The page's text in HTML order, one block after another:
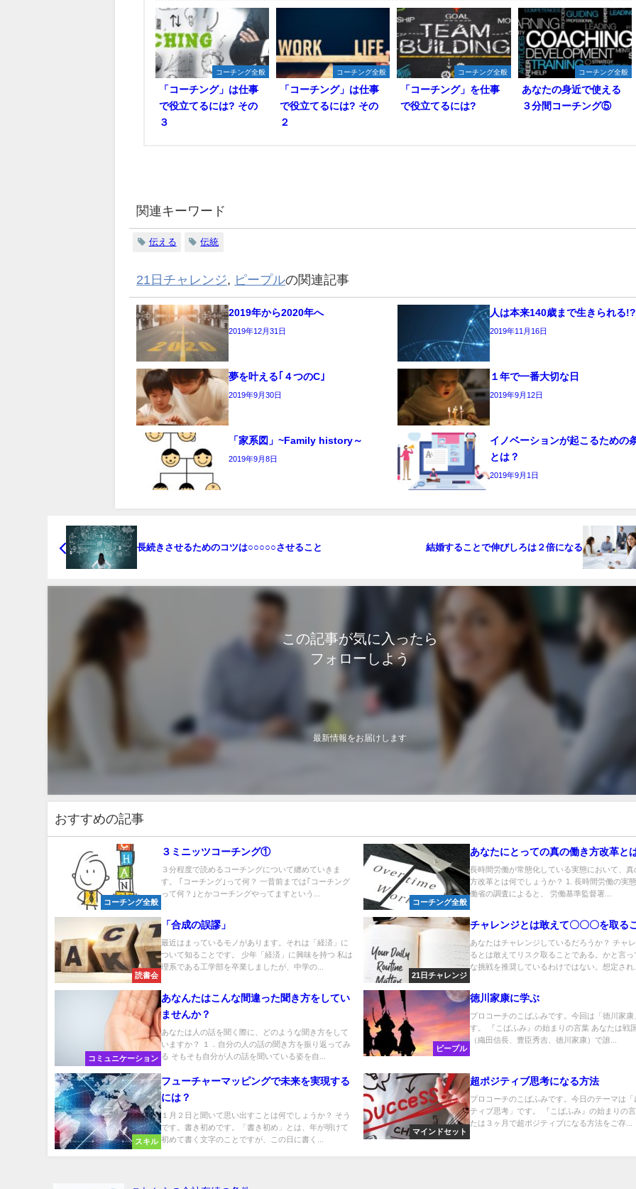
コーチング全般
「コーチング」は仕事
で役立てるには? その
３
コーチング全般
「コーチング」は仕事
で役立てるには? その
２
コーチング全般
「コーチング」を仕事
で役立てるには?
コーチング全般
あなたの身近で使える
３分間コーチング⑤
関連キーワード
伝える 伝統
21日チャレンジ, ピープルの関連記事
2019年から2020年へ
2019年12月31日
人は本来140歳まで生きられる!?
2019年11月16日
夢を叶える｢４つのC｣
2019年9月30日
１年で一番大切な日
2019年9月12日
「家系図」~Family history～
2019年9月8日
イノベーションが起こるための
とは？
2019年9月1日
長続きさせるためのコツは○○○○○させること 結婚することで伸びしろは２倍になる
この記事が気に入ったら
フォローしよう
最新情報をお届けします
おすすめの記事
コーチング全般
３ミニッツコーチング①
３分程度で読めるコーチングについて纏めていきま
す。 ｢コーチング｣って何？ 一昔前までは｢コーチング
って何？｣とかコーチングやってますという...
コーチング全般
あなたにとっての真の働き方改革と
長時間労働が常態化している実態において、真
方改革とは何でしょうか？ 1. 長時間労働の実
働省の調査によると、 労働基準監督署...
読書会
「合成の誤謬」
最近はまっているモノがあります。それは「経済」に
ついて知ることです。 少年「経済」に興味を持つ 私は
理系である工学部を卒業しましたが、中学の...
21日チャレンジ
チャレンジとは敢えて〇〇〇を取る
あなたはチャレンジしているだろうか？ チャ
るとは敢えてリスク取ることである。かと言っ
な挑戦を推奨しているわけではない。想定され
コミュニケーション
あなんたはこんな間違った聞き方をしてい
ませんか？
あなたは人の話を聞く際に、どのような聞き方をして
いますか？ １．自分の人の話の聞き方を振り返ってみ
る そもそも自分が人の話を聞いている姿を自...
ピープル
徳川家康に学ぶ
プロコーチのこばふみです。今回は「徳川家康
す。 『こばふみ』の始まりの言葉 あなたは戦
（織田信長、豊臣秀吉、徳川家康）で誰...
スキル
フューチャーマッピングで未来を実現する
には？
１月２日と聞いて思い出すことは何でしょうか？ そう
です。書き初めです。「書き初め」とは、年が明けて
初めて書く文字のことですが、この日に書く...
マインドセット
超ポジティブ思考になる方法
プロコーチのこばふみです。今日のテーマは「
ティブ思考」です。 『こばふみ』の始まりの
たは３ヶ月で超ポジティブになる方法をご存...